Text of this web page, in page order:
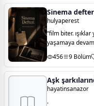
Sinema
hulyaperest
“film biter.
yaşamaya
456
9 Bölüm
Aşk
hayatinsanazor
.